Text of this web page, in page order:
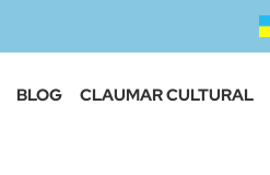
BLOG CLAUMAR CULTURAL